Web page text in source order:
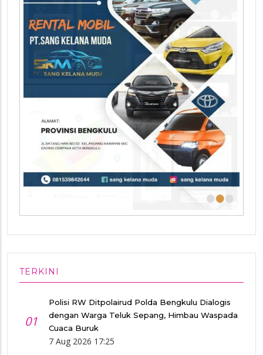
•••
TERKINI
01
Polisi RW Ditpolairud Polda Bengkulu Dialogis
dengan Warga Teluk Sepang, Himbau Waspada
Cuaca Buruk
7 Aug 2026 17:25